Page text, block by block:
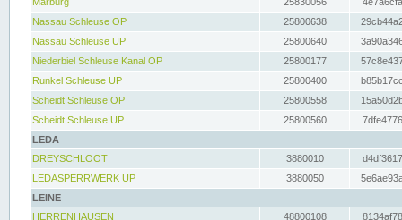
Nassau Schleuse OP
25800638
Nassau Schleuse UP
25800640
Niederbiel Schleuse Kanal OP
25800177
Runkel Schleuse UP
25800400
Scheidt Schleuse OP
25800558
Scheidt Schleuse UP
25800560
LEDA
DREYSCHLOOT
3880010
LEDASPERRWERK UP
3880050
LEINE
HERRENHAUSEN
48800108